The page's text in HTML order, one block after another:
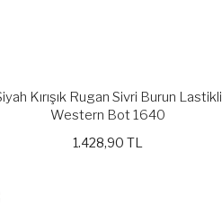
Kırışık Rugan Sivri Burun Lastikli
Western Bot 1640
1.428,90 TL